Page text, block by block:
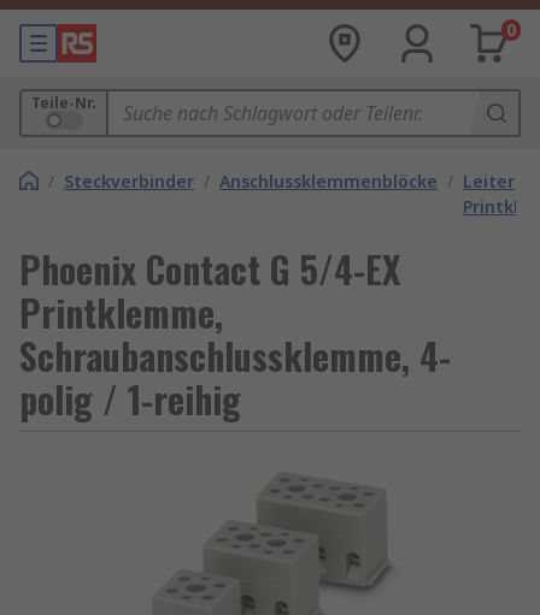
0
Teile-Nr.
/ Steckverbinder / Anschlussklemmenblöcke /
Phoenix Contact G 5/4-EX
Printklemme,
Schraubanschlussklemme, 4-
polig / 1-reihig